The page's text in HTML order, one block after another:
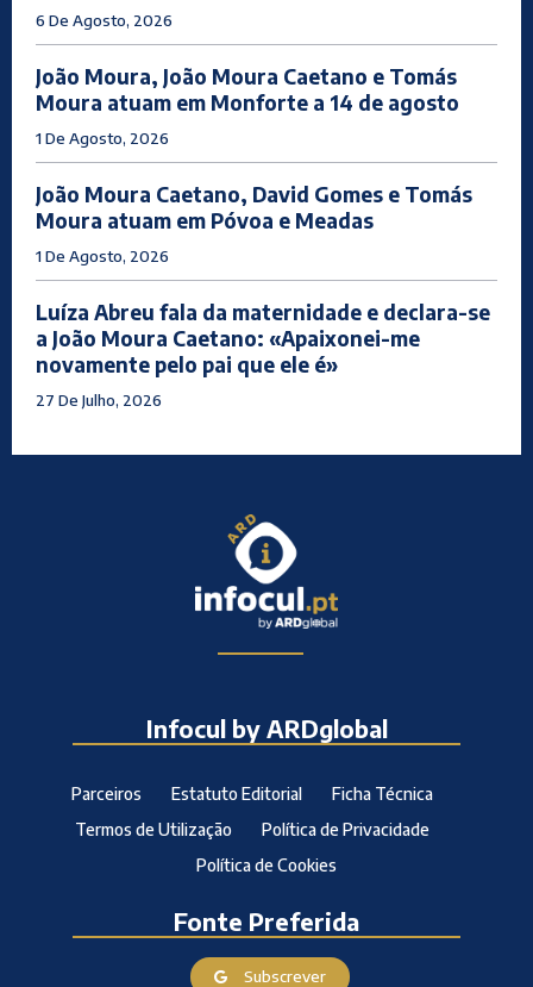
6 De Agosto, 2026
João Moura, João Moura Caetano e Tomás
Moura atuam em Monforte a 14 de agosto
1 De Agosto, 2026
João Moura Caetano, David Gomes e Tomás
Moura atuam em Póvoa e Meadas
1 De Agosto, 2026
Luíza Abreu fala da maternidade e declara-se
a João Moura Caetano: «Apaixonei-me
novamente pelo pai que ele é»
27 De Julho, 2026
Infocul by ARDglobal
Parceiros Estatuto Editorial
Ficha Técnica
Termos de Utilização
Política de Privacidade
Política de Cookies
Fonte Preferida
Subscrever